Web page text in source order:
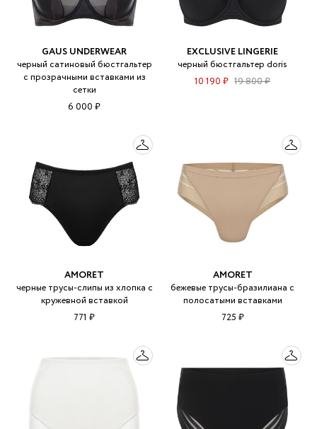
GAUS UNDERWEAR
черный сатиновый бюстгальтер
с прозрачными вставками из
сетки
6 000 ₽
EXCLUSIVE LINGERIE
черный бюстгальтер doris
10 190 ₽ 19 800 ₽
AMORET
черные трусы-слипы из хлопка с
кружевной вставкой
771 ₽
AMORET
бежевые трусы-бразилиана с
полосатыми вставками
725 ₽